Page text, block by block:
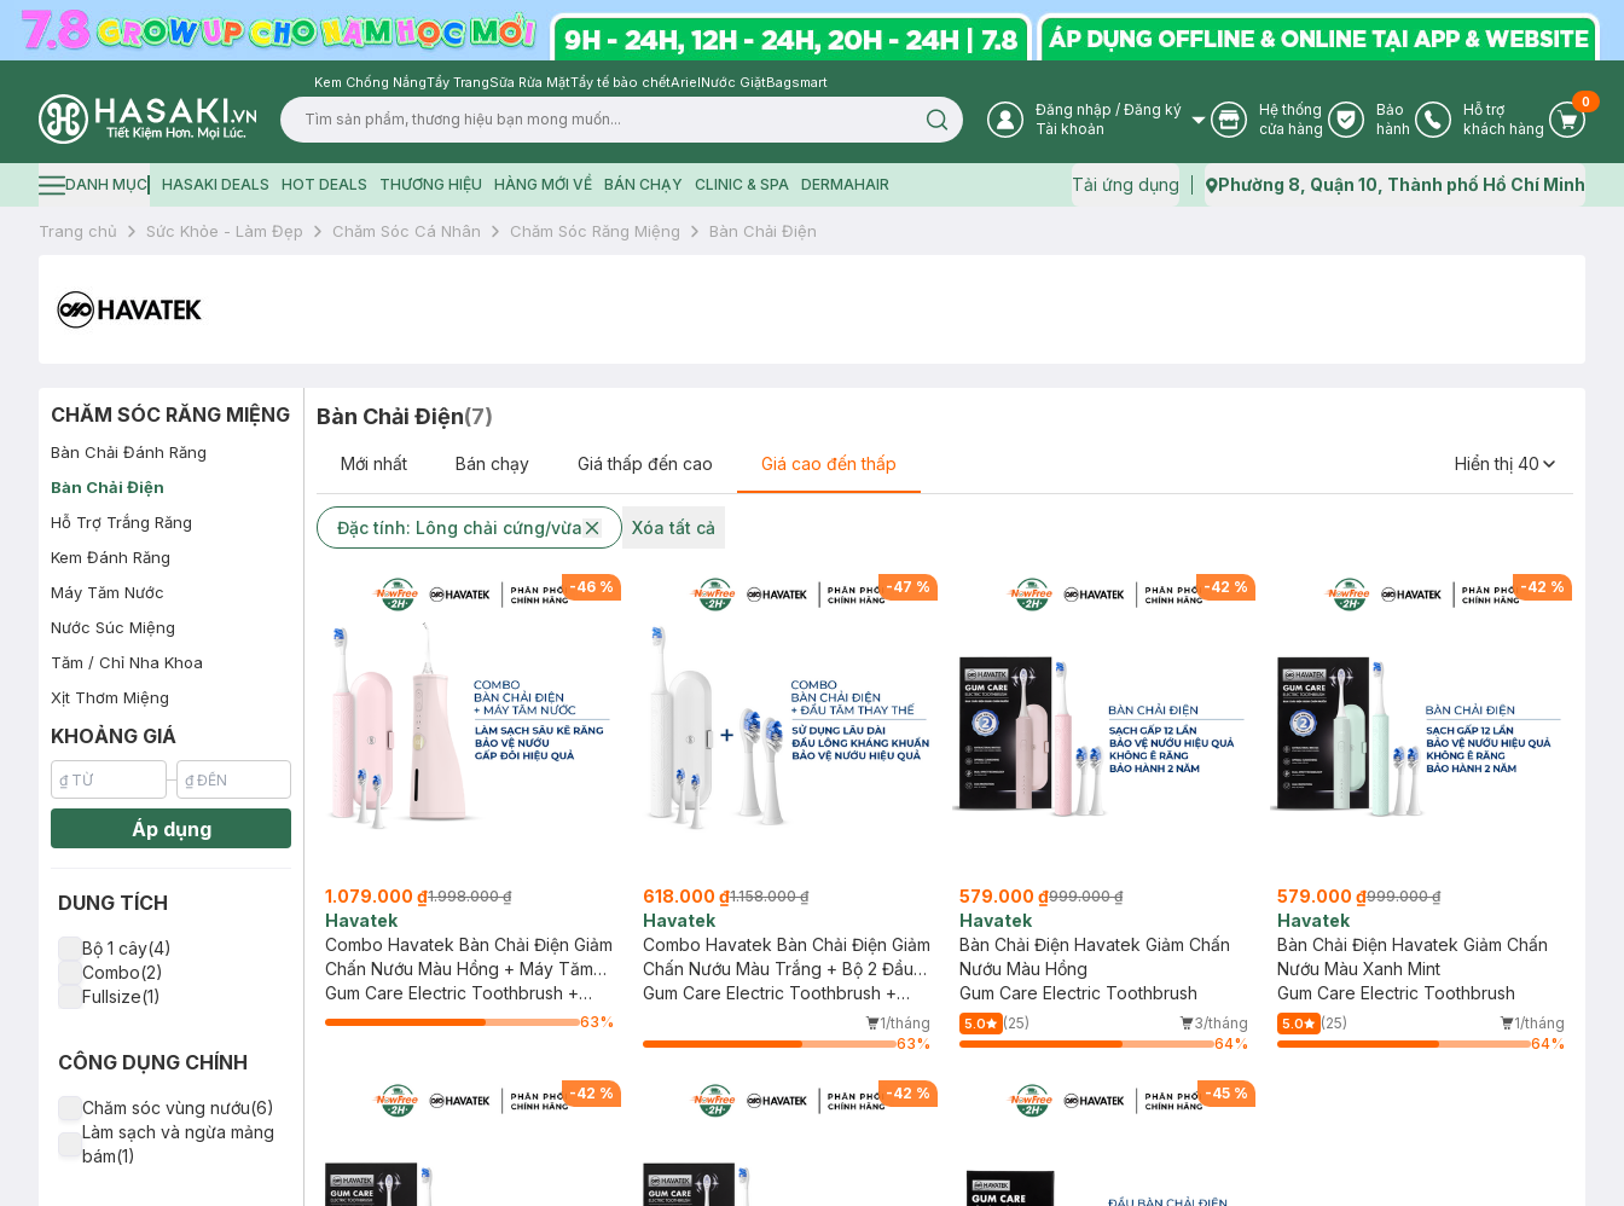
Kem Chống NắngTẩy TrangSữa Rửa MặtTẩy tế bào chếtArielNước GiặtBagsmart
Logo
Search icon User Icon
Đăng nhập / Đăng ký
Tài khoản
Store Icon
Hệ thống
cửa hàng
Warranty Icon
Bảo
hành
Phone Icon
Hỗ trợ
khách hàng
Cart
0
Hamburger icon
DANH MỤC HASAKI DEALS HOT DEALS THƯƠNG HIỆU HÀNG MỚI VỀ BÁN CHẠY CLINIC & SPA DERMAHAIR Tải ứng dụng Map icon
Phường 8, Quận 10, Thành phố Hồ Chí Minh
Trang chủ Sức Khỏe - Làm Đẹp Chăm Sóc Cá Nhân Chăm Sóc Răng Miệng Bàn Chải Điện
CHĂM SÓC RĂNG MIỆNG
Bàn Chải Đánh Răng
Bàn Chải Điện
Hỗ Trợ Trắng Răng
Kem Đánh Răng
Máy Tăm Nước
Nước Súc Miệng
Tăm / Chỉ Nha Khoa
Xịt Thơm Miệng
KHOẢNG GIÁ
Áp dụng
DUNG TÍCH
Bộ 1 cây(4)
Combo(2)
Fullsize(1)
CÔNG DỤNG CHÍNH
Chăm sóc vùng nướu(6)
Làm sạch và ngừa mảng
bám(1)
Bàn Chải Điện(7)
Mới nhất Bán chạy Giá thấp đến cao Giá cao đến thấp Hiển thị 40
Đặc tính: Lông chải cứng/vừa Xóa tất cả
-46%
1.079.000 ₫1.998.000 ₫
Havatek
Combo Havatek Bàn Chải Điện Giảm
Chấn Nướu Màu Hồng + Máy Tăm
Nước Cao Cấp Màu Hồng Rose
Gum Care Electric Toothbrush +
Advanced Oral Irrigator
63%
-47 %
618.000 ₫1.158.000 ₫
Havatek
Combo Havatek Bàn Chải Điện Giảm
Chấn Nướu Màu Trắng + Bộ 2 Đầu
Bàn Chải Điện Sạch Sâu Kháng
Gum Care Electric Toothbrush +
1/tháng
63%
-42 %
579.000 ₫999.000 ₫
Havatek
Bàn Chải Điện Havatek Giảm Chấn
Nướu Màu Hồng
Gum Care Electric Toothbrush
5.0 (25)
3/tháng
64%
-42 %
579.000 ₫999.000 ₫
Havatek
Bàn Chải Điện Havatek Giảm Chấn
Nướu Màu Xanh Mint
Gum Care Electric Toothbrush
5.0 (25)
1/tháng
64%
-42 % -42 % -45%